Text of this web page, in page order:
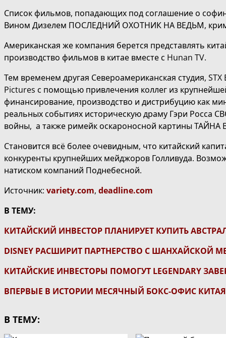
Список фильмов, попадающих под соглашение о
Вином Дизелем ПОСЛЕДНИЙ ОХОТНИК НА ВЕДЬМ,
Американская же компания берется представлять
производство фильмов в китае вместе с Hunan TV.
Тем временем другая Североамериканская студия,
Pictures с помощью привлечения коллег из
финансирование, производство и дистрибуцию как
реальных событиях историческую драму Гэри
войны, а также римейк оскароносной картины ТАЙНА
Становится всё более очевидным, что китайский
конкуренты крупнейших мейджоров Голливуда.
натиском компаний Поднебесной.
Источник: variety.com, deadline.com
В ТЕМУ:
КИТАЙСКИЙ ИНВЕСТОР ПЛАНИРУЕТ КУПИТЬ
DISNEY РАСШИРИТ ПАРТНЕРСТВО С ШАНХАЙСКОЙ
КИТАЙСКИЕ ИНВЕСТОРЫ ПОМОГУТ LEGENDARY
ВПЕРВЫЕ В ИСТОРИИ МЕСЯЧНЫЙ БОКС-ОФИС
В ТЕМУ: